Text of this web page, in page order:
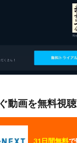
動画を無料視
31日間無料で